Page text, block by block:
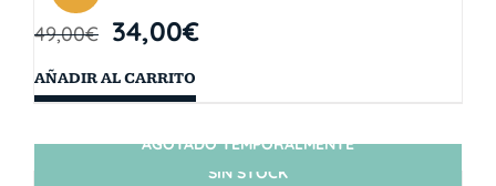
49,00€ 34,00€
AÑADIR AL CARRITO
SIN STOCK
AGOTADO TEMPORALMENTE